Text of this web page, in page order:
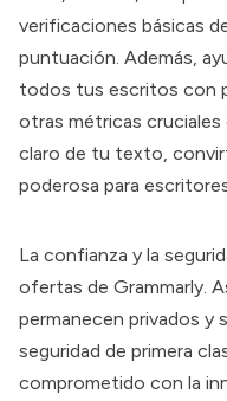
verificaciones básicas
puntuación. Además,
todos tus escritos con
otras métricas cruciales
claro de tu texto,
poderosa para
La confianza y la
ofertas de Grammarly .
permanecen privados y
seguridad de primera
comprometido con la